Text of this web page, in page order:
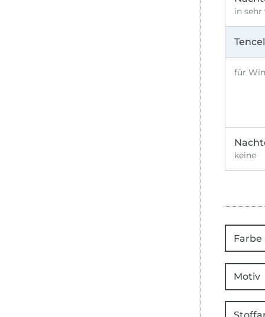
in
Tencel
für
keine
Farbe
Motiv